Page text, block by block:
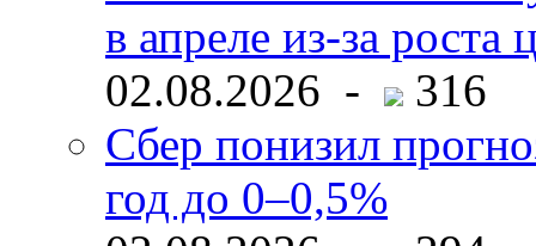
в апреле из-за роста
02.08.2026 -
316
Сбер понизил
год до 0–0,5%